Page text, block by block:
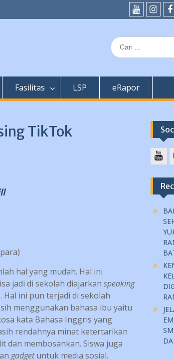
YouTube
Search
for:
Fasilitas LSP eRapor
TikTok
hal yang mudah. Hal ini
jadi di sekolah diajarkan speaking
ini pun terjadi di sekolah
menggunakan bahasa ibu yaitu
kata Bahasa Inggris yang
rendahnya minat ketertarikan
dan membosankan. Siswa juga
gadgetuntuk media sosial.